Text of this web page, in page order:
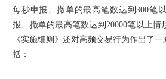
每秒申报、撤单的最高笔数达到300笔
报、撤单的最高笔数达到20000笔以上情
《实施细则》还对高频交易行为作出了
括：